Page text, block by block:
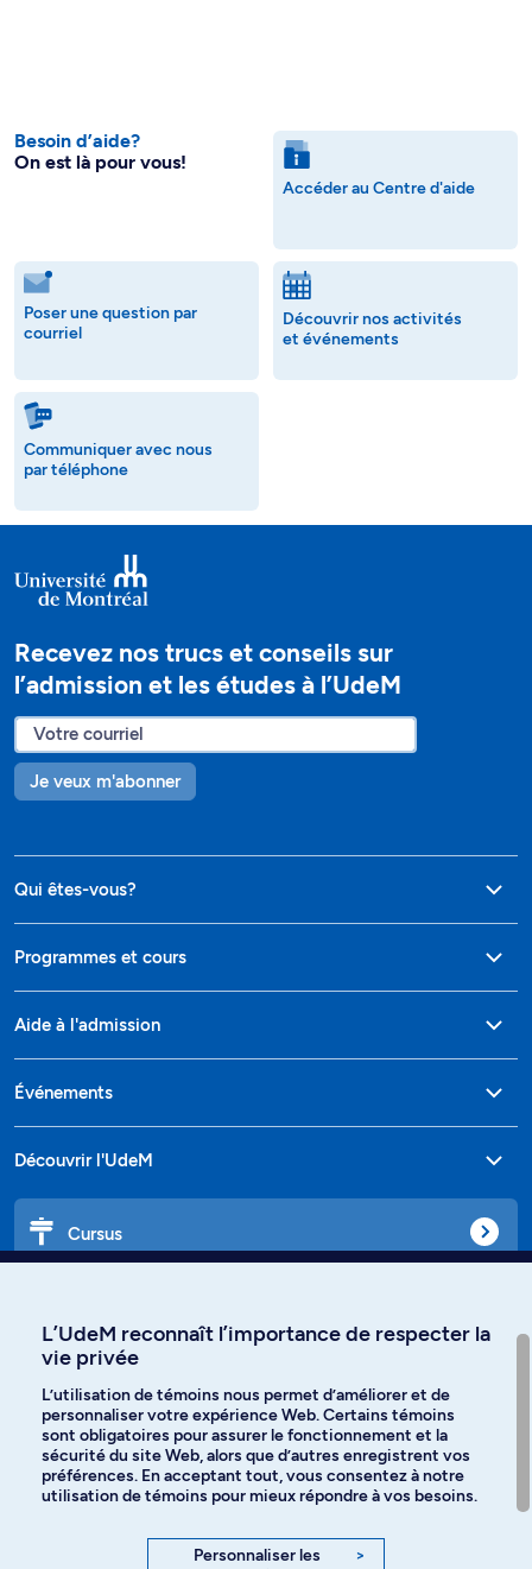
Besoin d’aide?
On est là pour vous!
Accéder au Centre d'aide
Poser une question par
courriel
Découvrir nos activités
et événements
Communiquer avec nous
par téléphone
Recevez nos trucs et conseils sur
l’admission et les études à l’UdeM
Je veux m'abonner
Qui êtes-vous?
Programmes et cours
Aide à l'admission
Événements
Découvrir l'UdeM
Cursus
Langues
Facebook Instagram
YouTube
L’UdeM reconnaît l’importance de respecter la
vie privée
L’utilisation de témoins nous permet d’améliorer et de
personnaliser votre expérience Web. Certains témoins
sont obligatoires pour assurer le fonctionnement et la
sécurité du site Web, alors que d’autres enregistrent vos
préférences. En acceptant tout, vous consentez à notre
utilisation de témoins pour mieux répondre à vos besoins.
Personnaliser les
>